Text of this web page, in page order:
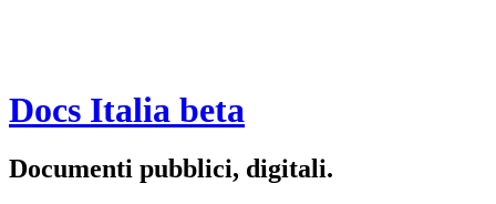
Docs Italia beta
Documenti pubblici, digitali.